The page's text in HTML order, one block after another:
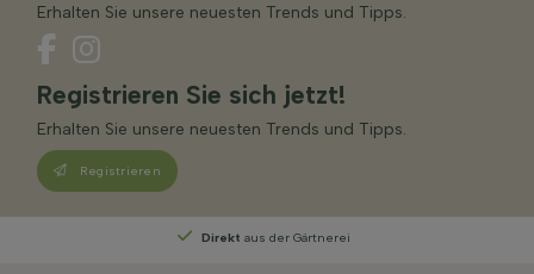
Erhalten Sie unsere neuesten Trends und Tipps.
Registrieren Sie sich jetzt!
Erhalten Sie unsere neuesten Trends und Tipps.
Registrieren
Persönliche Beratung